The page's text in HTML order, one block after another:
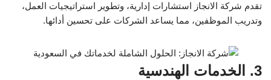
تقدم شركة الانجاز استشارات إدارية، وتطوير استراتيجيات العمل،
وتدريب الموظفين، مما يساعد الشركات على تحسين أدائها.
3. الخدمات الهندسية